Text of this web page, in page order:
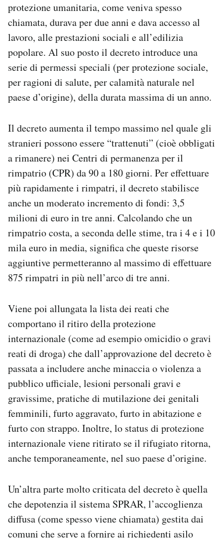
protezione umanitaria, come veniva spesso
chiamata, durava per due anni e dava accesso al
lavoro, alle prestazioni sociali e all’edilizia
popolare. Al suo posto il decreto introduce una
serie di permessi speciali (per protezione sociale,
per ragioni di salute, per calamità naturale nel
paese d’origine), della durata massima di un anno.
Il decreto aumenta il tempo massimo nel quale gli
stranieri possono essere “trattenuti” (cioè obbligati
a rimanere) nei Centri di permanenza per il
rimpatrio (CPR) da 90 a 180 giorni. Per effettuare
più rapidamente i rimpatri, il decreto stabilisce
anche un moderato incremento di fondi: 3,5
milioni di euro in tre anni. Calcolando che un
rimpatrio costa, a seconda delle stime, tra i 4 e i 10
mila euro in media, significa che queste risorse
aggiuntive permetteranno al massimo di effettuare
875 rimpatri in più nell’arco di tre anni.
Viene poi allungata la lista dei reati che
comportano il ritiro della protezione
internazionale (come ad esempio omicidio o gravi
reati di droga) che dall’approvazione del decreto è
passata a includere anche minaccia o violenza a
pubblico ufficiale, lesioni personali gravi e
gravissime, pratiche di mutilazione dei genitali
femminili, furto aggravato, furto in abitazione e
furto con strappo. Inoltre, lo status di protezione
internazionale viene ritirato se il rifugiato ritorna,
anche temporaneamente, nel suo paese d’origine.
Un’altra parte molto criticata del decreto è quella
che depotenzia il sistema SPRAR, l’accoglienza
diffusa (come spesso viene chiamata) gestita dai
comuni che serve a fornire ai richiedenti asilo